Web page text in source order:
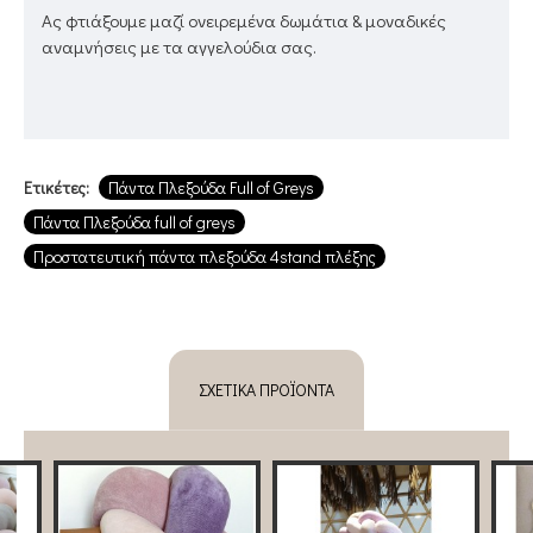
Ας φτιάξουμε μαζί ονειρεμένα δωμάτια & μοναδικές
αναμνήσεις με τα αγγελούδια σας.
Ετικέτες:
Πάντα Πλεξούδα Full of Greys
Πάντα Πλεξούδα full of greys
Προστατευτική πάντα πλεξούδα 4stand πλέξης
ΣΧΕΤΙΚΆ ΠΡΟΪΌΝΤΑ